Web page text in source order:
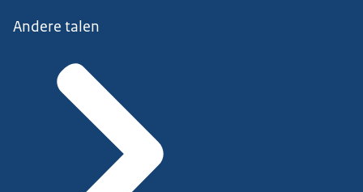
Andere talen